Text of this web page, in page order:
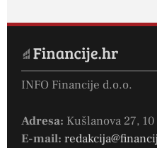
INFO Financije d.o.o.
Adresa: Kušlanova 27,
E-mail: